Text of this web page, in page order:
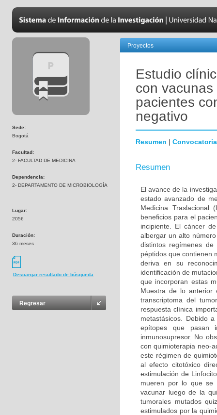
Sede:
Bogotá
Facultad:
2- FACULTAD DE MEDICINA
Dependencia:
2- DEPARTAMENTO DE MICROBIOLOGÍA
Lugar:
2056
Duración:
36 meses
Descargar resultado de búsqueda
Regresar
Proyectos
Estudio
con
pacientes
negativo
Resumen | Convocatoria
Resumen
El avance de la
estado avanzado de
Medicina
beneficios para el
incipiente. El cáncer
albergar un alto
distintos regímenes
péptidos que contienen
deriva en su
identificación de
que incorporan estas
Muestra de lo
transcriptoma del
respuesta clínica
metastásicos. Debido
epítopes que pasan
inmunosupresor. No
con quimioterapia neo-
este régimen de
al efecto citotóxico
estimulación de
mueren por lo que se
vacunar luego de la
tumorales mutados
estimulados por la